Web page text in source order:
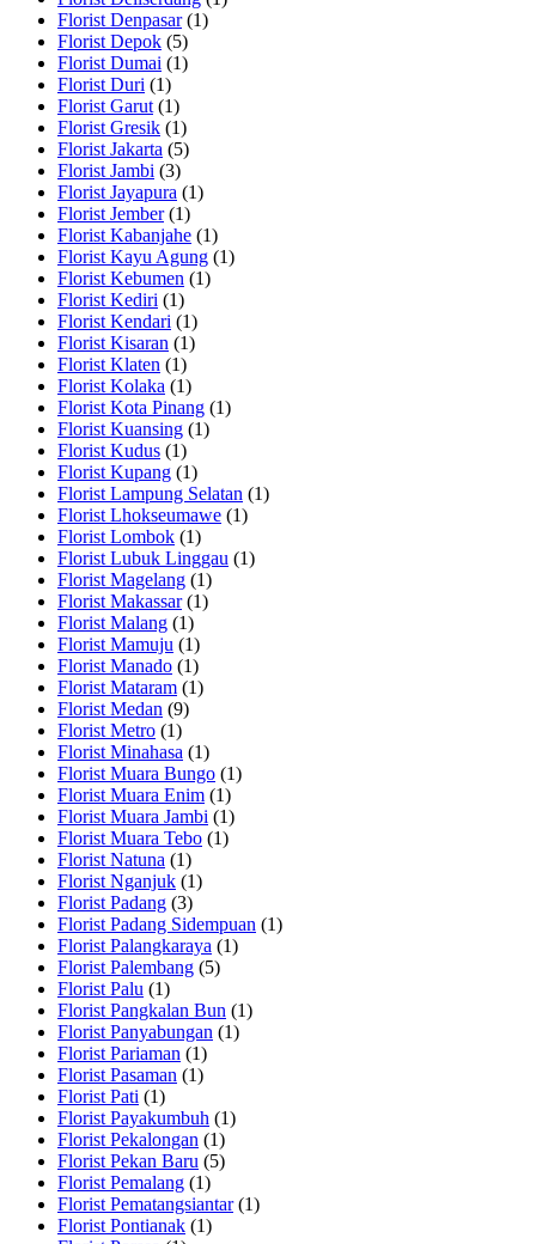
Florist Denpasar(1)
Florist Depok (5)
Florist Dumai (1)
Florist Duri (1)
Florist Garut (1)
Florist Gresik (1)
Florist Jakarta (5)
Florist Jambi (3)
Florist Jayapura (1)
Florist Jember(1)
Florist Kabanjahe (1)
Florist Kayu Agung (1)
Florist Kebumen (1)
Florist Kediri (1)
Florist Kendari (1)
Florist Kisaran (1)
Florist Klaten (1)
Florist Kolaka (1)
Florist Kota Pinang (1)
Florist Kuansing (1)
Florist Kudus (1)
Florist Kupang (1)
Florist Lampung Selatan (1)
Florist Lhokseumawe (1)
Florist Lombok (1)
Florist Lubuk Linggau (1)
Florist Magelang (1)
Florist Makassar(1)
Florist Malang (1)
Florist Mamuju (1)
Florist Manado (1)
Florist Mataram (1)
Florist Medan (9)
Florist Metro (1)
Florist Minahasa (1)
Florist Muara Bungo (1)
Florist Muara Enim (1)
Florist Muara Jambi (1)
Florist Muara Tebo (1)
Florist Natuna (1)
Florist Nganjuk (1)
Florist Padang (3)
Florist Padang Sidempuan (1)
Florist Palangkaraya (1)
Florist Palembang (5)
Florist Palu (1)
Florist Pangkalan Bun (1)
Florist Panyabungan (1)
Florist Pariaman (1)
Florist Pasaman (1)
Florist Pati (1)
Florist Payakumbuh (1)
Florist Pekalongan (1)
Florist Pekan Baru (5)
Florist Pemalang (1)
Florist Pematangsiantar(1)
Florist Pontianak (1)